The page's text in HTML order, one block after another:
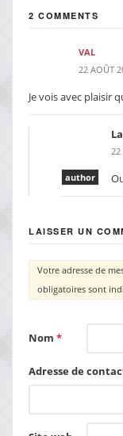
2 COMMENTS
VAL
22 AOÛT
Je vois avec plaisir
author
LAISSER UN
Votre adresse de
obligatoires sont
Nom *
Adresse de